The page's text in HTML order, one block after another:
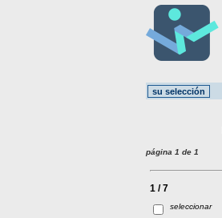
página 1 de 1
1 / 7
seleccionar